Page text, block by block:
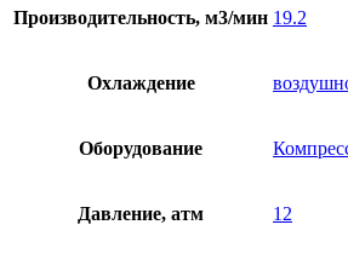
Производительность, м3/мин 19.2
Охлаждение
Оборудование
Давление, атм 12